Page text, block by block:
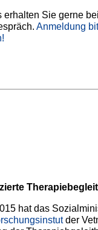
erhalten Sie gerne
Anmeldung
hat das
der